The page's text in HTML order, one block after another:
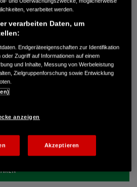
verarbeitet werden.
verarbeiten Daten, um
Endgeräteeigenschaften zur Identifikation
Zugriff auf Informationen auf einem
und Inhalte, Messung von Werbeleistung
Zielgruppenforschung sowie Entwicklung
anzeigen
Akzeptieren